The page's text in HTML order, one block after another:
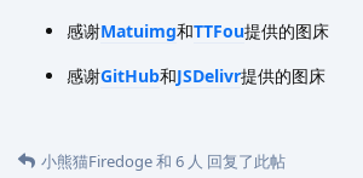
感谢Matuimg和TTFou提供的图床
感谢GitHub和JSDelivr提供的图床
小熊猫Firedoge和 6 人 回复了此帖